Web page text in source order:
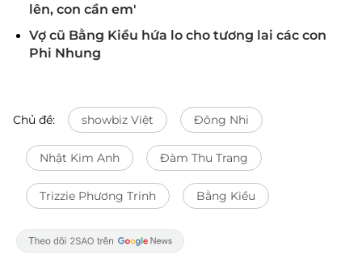
lên, con cần em'
Vợ cũ Bằng Kiều hứa lo cho tương lai các con
Phi Nhung
Chủ đề: showbiz Việt Đông Nhi
Nhật Kim Anh Đàm Thu Trang
Trizzie Phương Trinh Bằng Kiều